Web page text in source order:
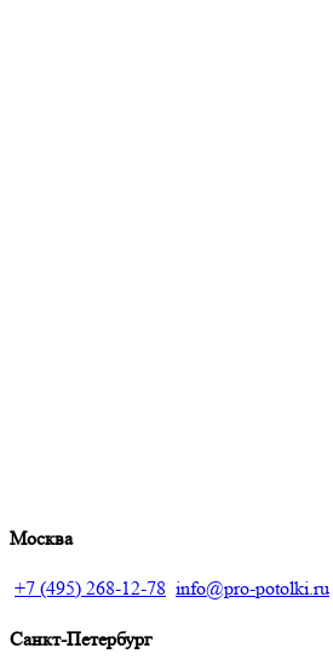
Москва
+7 (495) 268-12-78 info@pro-potolki.ru
Санкт-Петербург